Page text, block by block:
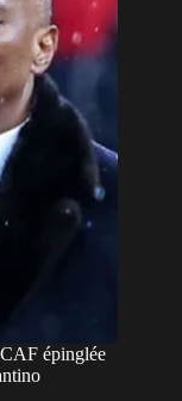
épinglée